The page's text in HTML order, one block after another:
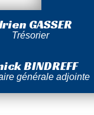
GASSER
Trésorier
BINDREFF
générale adjointe